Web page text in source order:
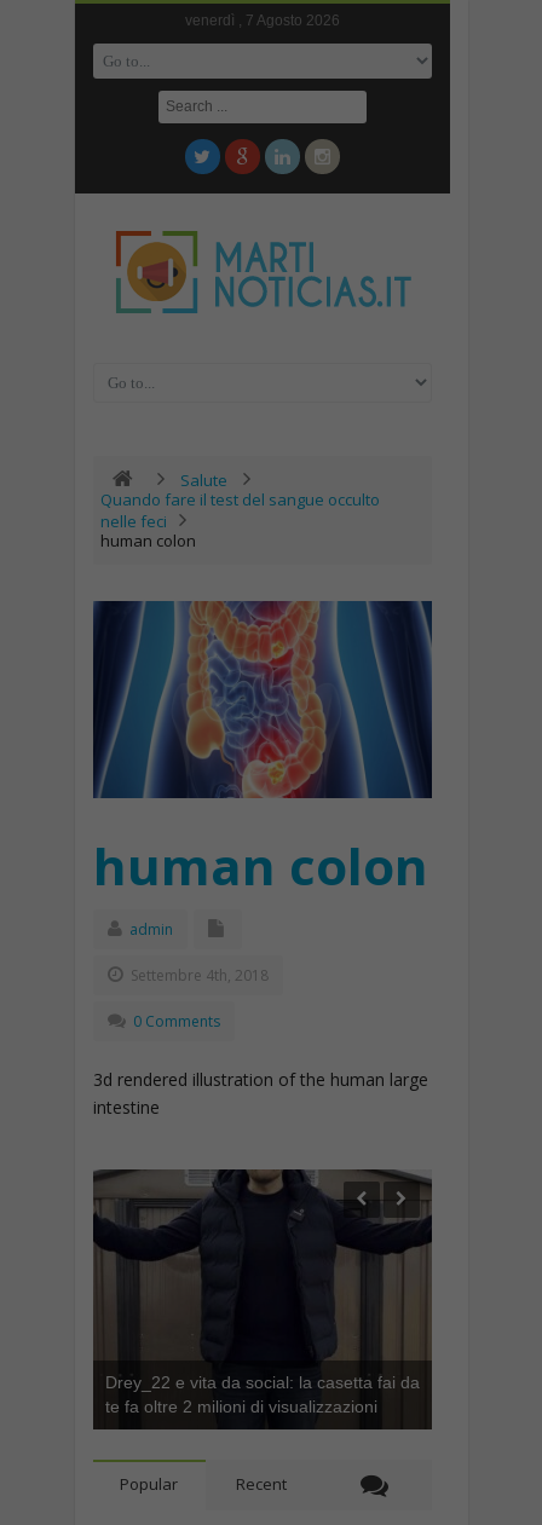
venerdì , 7 Agosto 2026
Salute
Quando fare il test del sangue occulto
nelle feci
human colon
human colon
admin
Settembre 4th, 2018
0 Comments
3d rendered illustration of the human large
intestine
Drey_22 e vita da social: la casetta fai da
te fa oltre 2 milioni di visualizzazioni
Popular Recent